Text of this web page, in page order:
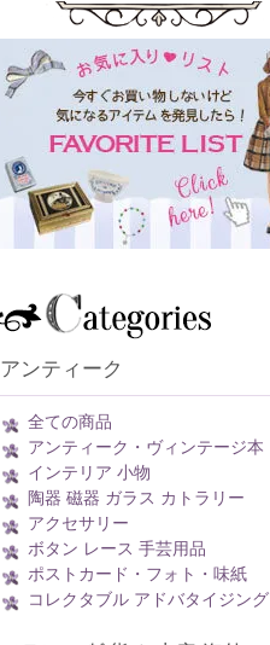
アンティーク
全ての商品
アンティーク・ヴィンテージ本
インテリア 小物
陶器 磁器 ガラス カトラリー
アクセサリー
ボタン レース 手芸用品
ポストカード・フォト・味紙
コレクタブル アドバタイジング